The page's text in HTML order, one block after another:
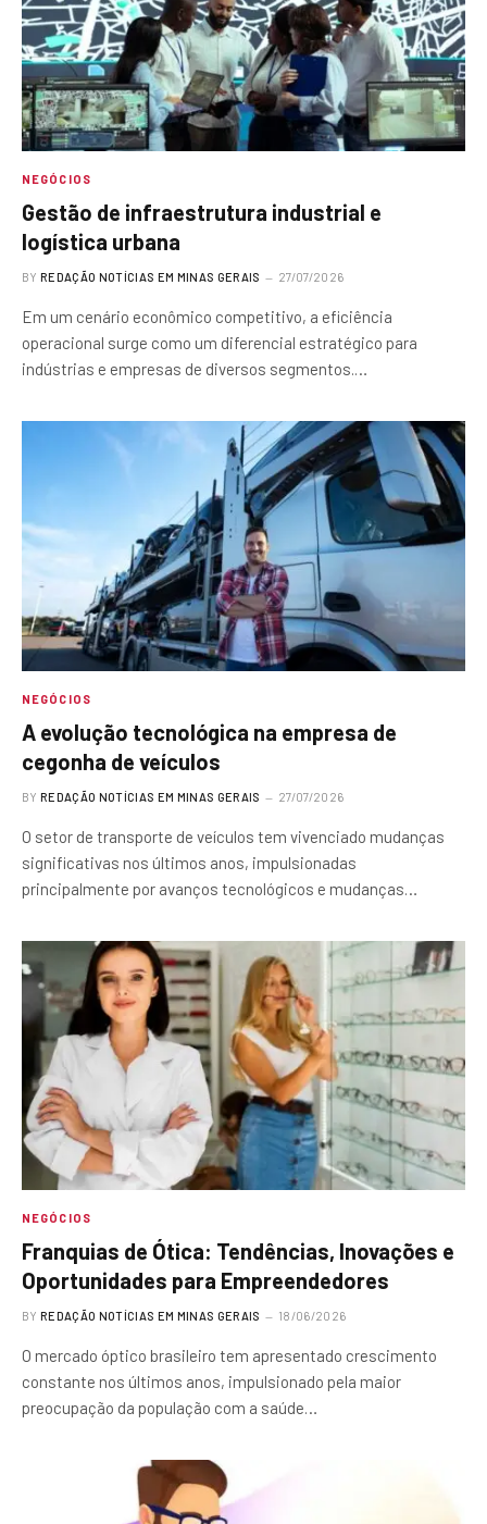
NEGÓCIOS
Gestão de infraestrutura industrial e
logística urbana
BY REDAÇÃO NOTÍCIAS EM MINAS GERAIS 27/07/2026
Em um cenário econômico competitivo, a eficiência
operacional surge como um diferencial estratégico para
indústrias e empresas de diversos segmentos.…
NEGÓCIOS
A evolução tecnológica na empresa de
cegonha de veículos
BY REDAÇÃO NOTÍCIAS EM MINAS GERAIS 27/07/2026
O setor de transporte de veículos tem vivenciado mudanças
significativas nos últimos anos, impulsionadas
principalmente por avanços tecnológicos e mudanças…
NEGÓCIOS
Franquias de Ótica: Tendências, Inovações e
Oportunidades para Empreendedores
BY REDAÇÃO NOTÍCIAS EM MINAS GERAIS 18/06/2026
O mercado óptico brasileiro tem apresentado crescimento
constante nos últimos anos, impulsionado pela maior
preocupação da população com a saúde…